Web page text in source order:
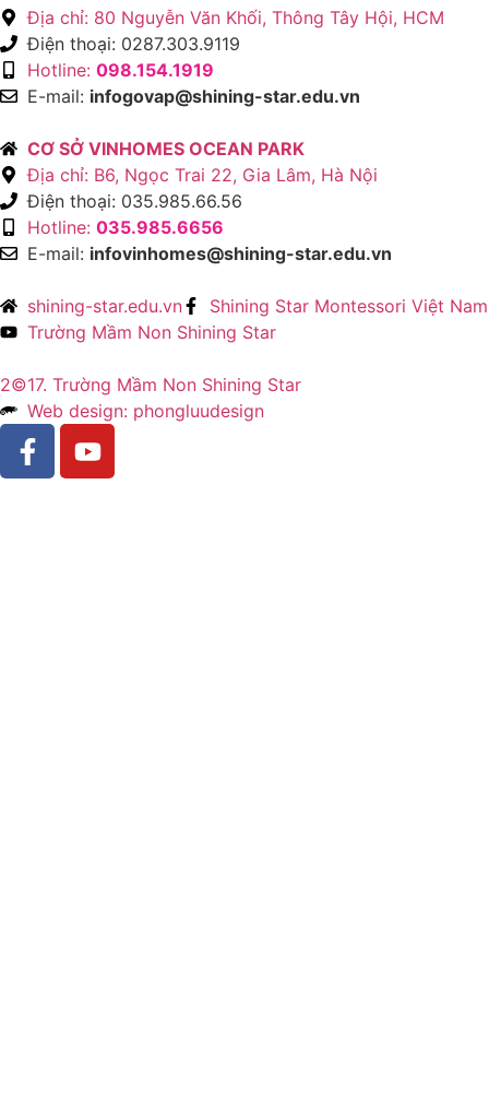
Địa chỉ: 80 Nguyễn Văn Khối, Thông Tây Hội, HCM
Điện thoại: 0287.303.9119
Hotline: 098.154.1919
E-mail: infogovap@shining-star.edu.vn
CƠ SỞ VINHOMES OCEAN PARK
Địa chỉ: B6, Ngọc Trai 22, Gia Lâm, Hà Nội
Điện thoại: 035.985.66.56
Hotline: 035.985.6656
E-mail: infovinhomes@shining-star.edu.vn
shining-star.edu.vn
Shining Star Montessori Việt Nam
Trường Mầm Non Shining Star
2©17. Trường Mầm Non Shining Star
Web design: phongluudesign